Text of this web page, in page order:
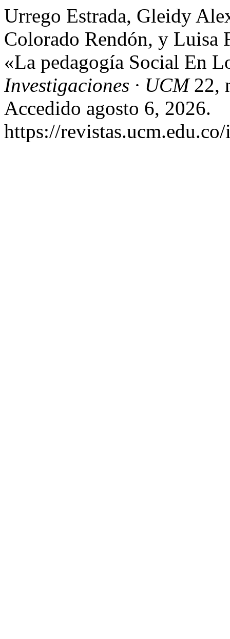
Urrego Estrada, Gleidy
Colorado Rendón, y Luisa
«La pedagogía Social En
Investigaciones · UCM22,
Accedido agosto 6, 2026.
https://